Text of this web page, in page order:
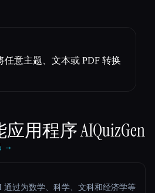
任意主题、文本或 PDF 转换
应用程序AIQuizGen
→
通过为数学、科学、文科和经济学等